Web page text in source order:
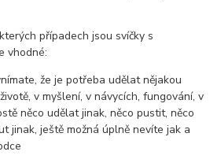
případech jsou svíčky s
vhodné:
že je potřeba udělat nějakou
v myšlení, v návycích, fungování, v
něco udělat jinak, něco pustit, něco
jinak, ještě možná úplně nevíte jak a